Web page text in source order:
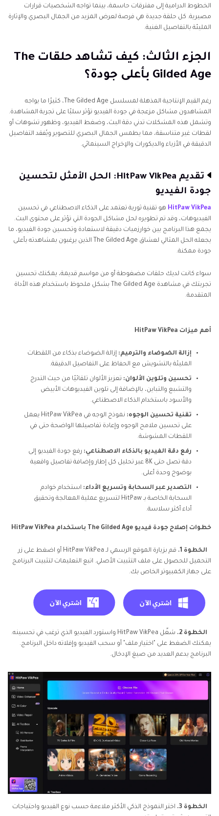
الخطوط الدرامية إلى مفترقات حاسمة، بينما تواجه الشخصيات قرارات
مصيرية. كل حلقة جديدة هي فرصة لعرض المزيد من الجمال البصري والإثارة
المليئة بالتفاصيل الغنية.
الجزء الثالث: كيف تشاهد حلقات The
Gilded Age بأعلى جودة؟
رغم القيم الإنتاجية المذهلة لمسلسل The Gilded Age، كثيرًا ما يواجه
المشاهدون مشاكل مزعجة في جودة الفيديو تؤثر سلبًا على تجربة المشاهدة.
وتشمل هذه المشكلات تدني دقة البث، وضغط الفيديو، وظهور تشوهات أو
لقطات غير متناسقة، مما يطمس الجمال البصري للتصوير ويُفقد التفاصيل
الدقيقة في الأزياء والديكورات والإخراج السينمائي.
تقديم HitPaw VikPea: الحل الأمثل لتحسين
جودة الفيديو
HitPaw VikPea هو تقنية ثورية تعتمد على الذكاء الاصطناعي في تحسين
الفيديوهات، وقد تم تطويره لحل مشاكل الجودة التي تؤثر على محتوى البث.
يجمع هذا البرنامج بين خوارزميات دقيقة لاستعادة وتحسين جودة الفيديو، ما
يجعله الحل المثالي لعشاق The Gilded Age الذين يرغبون بمشاهدته بأعلى
جودة ممكنة.
سواء كانت لديك حلقات مضغوطة أو من مواسم قديمة، يمكنك تحسين
تجربتك في مشاهدة The Gilded Age بشكل ملحوظ باستخدام هذه الأداة
المتقدمة.
أهم ميزات HitPaw VikPea
إزالة الضوضاء والترميم: إزالة الضوضاء بذكاء من اللقطات
المليئة بالتشويش مع الحفاظ على التفاصيل الدقيقة.
تحسين وتلوين الألوان: تعزيز الألوان تلقائيًا من حيث التدرج
والتشبع والتباين، بالإضافة إلى تلوين الفيديوهات الأبيض
والأسود باستخدام الذكاء الاصطناعي.
تقنية تحسين الوجوه:
نموذج الوجه في HitPaw VikPea يعمل
على تحسين ملامح الوجوه وإعادة تفاصيلها الواضحة حتى في
اللقطات المشوشة.
رفع دقة الفيديو بالذكاء الاصطناعي: رفع جودة الفيديو إلى
دقة تصل حتى 8K عبر تحليل كل إطار وإضافة تفاصيل واقعية
بوضوح وحدة أعلى.
التصدير عبر السحابة وتسريع الأداء: استخدام خوادم
السحابة الخاصة بـ HitPaw لتسريع عملية المعالجة وتحقيق
أداء أكثر سلاسة.
خطوات إصلاح جودة فيديو The Gilded Age باستخدام HitPaw VikPea
الخطوة 1.
قم بزيارة الموقع الرسمي لـ HitPaw VikPea أو اضغط على زر
التحميل للحصول على ملف التثبيت الأصلي. اتبع التعليمات لتثبيت البرنامج
على جهاز الكمبيوتر الخاص بك.
الخطوة 2.
شغّل HitPaw VikPea واستورد الفيديو الذي ترغب في تحسينه.
يمكنك الضغط على "اختيار ملف" أو سحب الفيديو وإفلاته داخل البرنامج.
البرنامج يدعم العديد من صيغ الإدخال.
الخطوة 3.
اختر النموذج الذكي الأكثر ملاءمة حسب نوع الفيديو واحتياجات